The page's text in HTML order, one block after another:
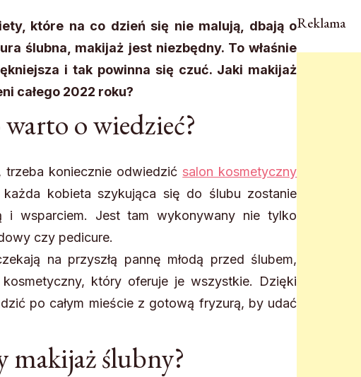
które na co dzień się nie malują, dbają o
ślubna, makijaż jest niezbędny. To właśnie
i tak powinna się czuć. Jaki makijaż
całego 2022 roku?
o wiedzieć?
trzeba koniecznie odwiedzić salon kosmetyczny
kobieta szykująca się do ślubu zostanie
i wsparciem. Jest tam wykonywany nie tylko
czy pedicure.
na przyszłą pannę młodą przed ślubem,
który oferuje je wszystkie. Dzięki
po całym mieście z gotową fryzurą, by udać
makijaż ślubny?
Reklama